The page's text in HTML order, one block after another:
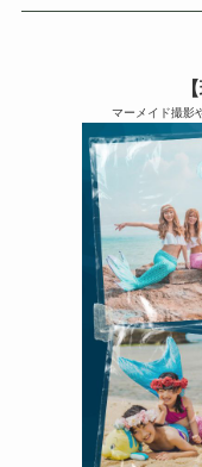
マーメイド撮影